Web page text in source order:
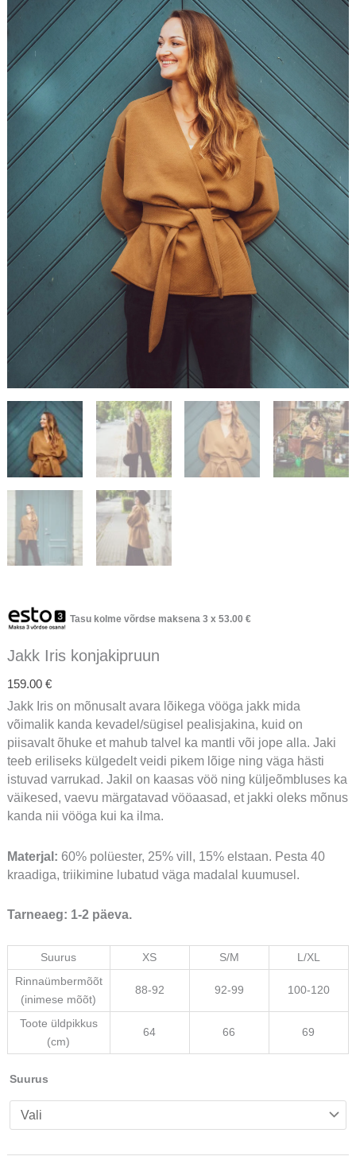
Tasu kolme võrdse maksena 3 x 53.00 €
Jakk Iris konjakipruun
159.00 €
Jakk Iris on mõnusalt avara lõikega vööga jakk mida
võimalik kanda kevadel/sügisel pealisjakina, kuid on
piisavalt õhuke et mahub talvel ka mantli või jope alla. Jaki
teeb eriliseks külgedelt veidi pikem lõige ning väga hästi
istuvad varrukad. Jakil on kaasas vöö ning küljeõmbluses ka
väikesed, vaevu märgatavad vööaasad, et jakki oleks mõnus
kanda nii vööga kui ka ilma.
Materjal: 60% polüester, 25% vill, 15% elstaan. Pesta 40
kraadiga, triikimine lubatud väga madalal kuumusel.
Tarneaeg: 1-2 päeva.
Suurus XS S/M
L/XL
Rinnaümbermõõt
(inimese mõõt)
88-92 92-99 100-120
Toote üldpikkus
(cm)
64 66 69
Suurus